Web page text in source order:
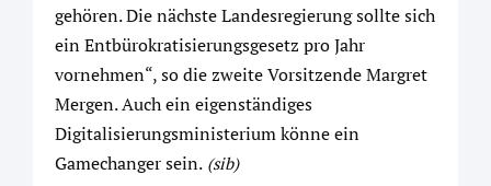
gehören. Die nächste Landesregierung sollte sich
ein Entbürokratisierungsgesetz pro Jahr
vornehmen“, so die zweite Vorsitzende Margret
Mergen. Auch ein eigenständiges
Digitalisierungsministerium könne ein
Gamechanger sein. (sib)